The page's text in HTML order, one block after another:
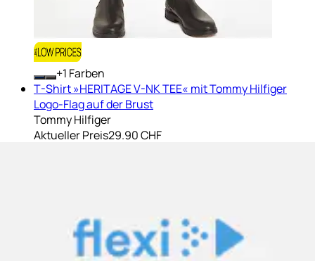
+ Farben
T-Shirt »HERITAGE V-NK TEE« mit Tommy Hilfiger
Logo-Flag auf der Brust
Tommy Hilfiger
Aktueller Preis29.90 CHF